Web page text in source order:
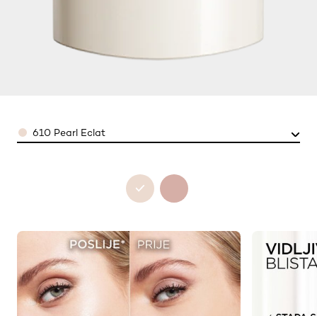
Color610 Pearl Eclat